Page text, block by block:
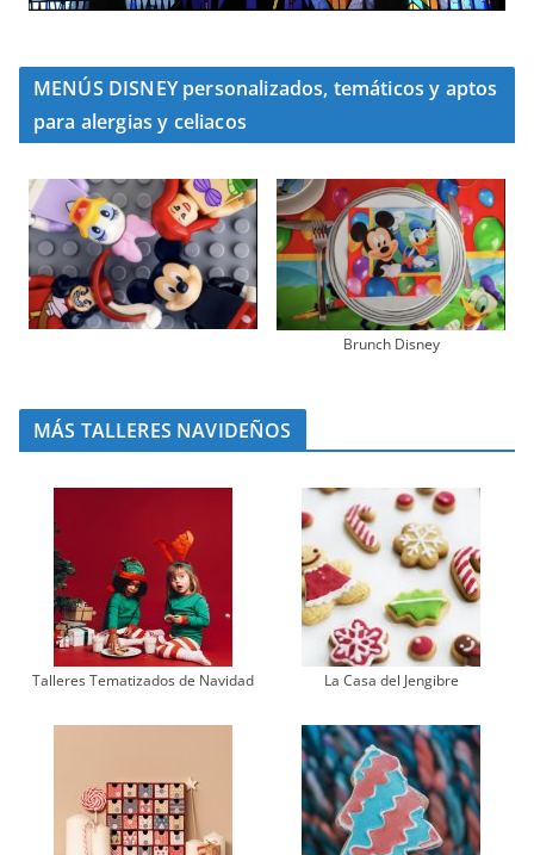
MENÚS DISNEY personalizados, temáticos y aptos
para alergias y celiacos
Brunch Disney
MÁS TALLERES NAVIDEÑOS
Talleres Tematizados de Navidad La Casa del Jengibre